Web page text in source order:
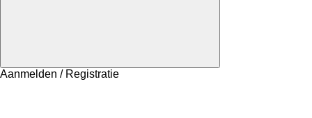
Aanmelden / Registratie